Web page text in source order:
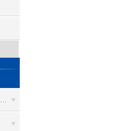
为什么防爆称重模块在化工行业很重要